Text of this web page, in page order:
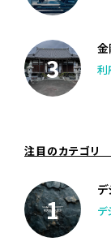
利
注目のカテゴリ
デ